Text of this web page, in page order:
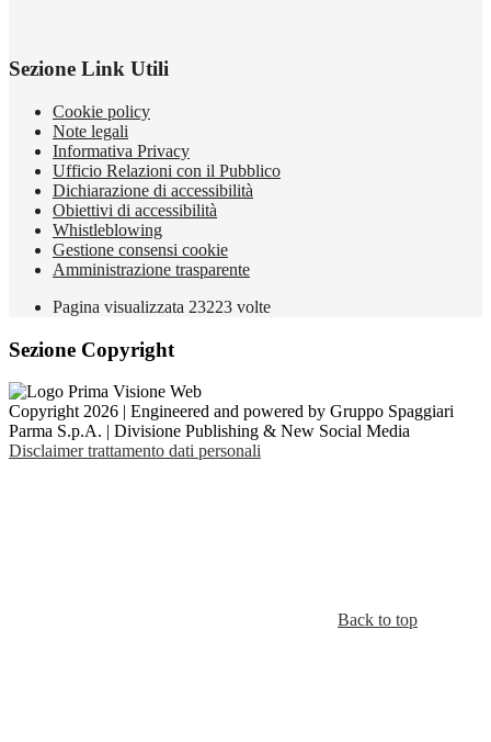
Sezione Link Utili
Cookie policy
Note legali
Informativa Privacy
Ufficio Relazioni con il Pubblico
Dichiarazione di accessibilità
Obiettivi di accessibilità
Whistleblowing
Gestione consensi cookie
Amministrazione trasparente
Pagina visualizzata 23223 volte
Sezione Copyright
Copyright 2026 | Engineered and powered by Gruppo Spaggiari
Parma S.p.A. | Divisione Publishing & New Social Media
Disclaimer trattamento dati personali
Back to top